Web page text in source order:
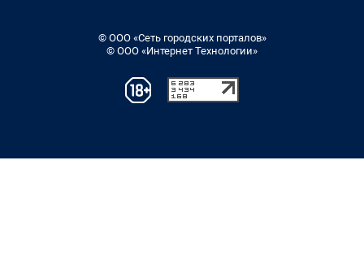
© ООО «Сеть городских порталов»
© ООО «Интернет Технологии»